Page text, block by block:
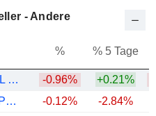
- Andere
% % 5 Tage
PORSCHE AUTOMOBIL HOLDING SE -0.96% +0.21%
TOYOTA MOTOR CORPORATION
-0.12% -2.84%